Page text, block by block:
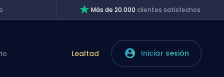
Más de 20.000clientes satisfechos
Lealtad Iniciar sesión